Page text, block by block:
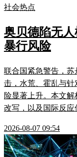
社会热点
奥贝德陷无
暴行风险
联合国紧急警告，
击，水荒、霍乱与
险显著上升。本文
改写，以及国际反应
2026-08-07 09:54